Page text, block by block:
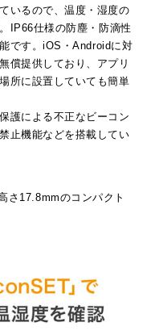
いるので、温度・湿度の
IP66仕様の防塵・防滴性
です。iOS・Androidに対
償提供しており、アプリ
所に設置していても簡単
護による不正なビーコン
止機能などを搭載してい
さ17.8mmのコンパクト